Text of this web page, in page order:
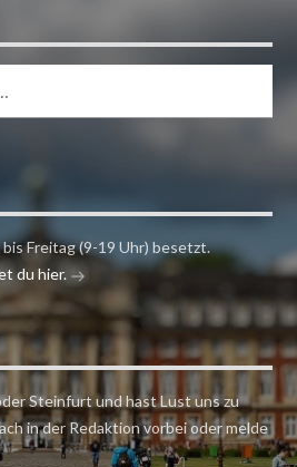
Freitag (9-19 Uhr) besetzt.
du hier.
Steinfurt und hast Lust uns zu
in der Redaktion vorbei oder melde